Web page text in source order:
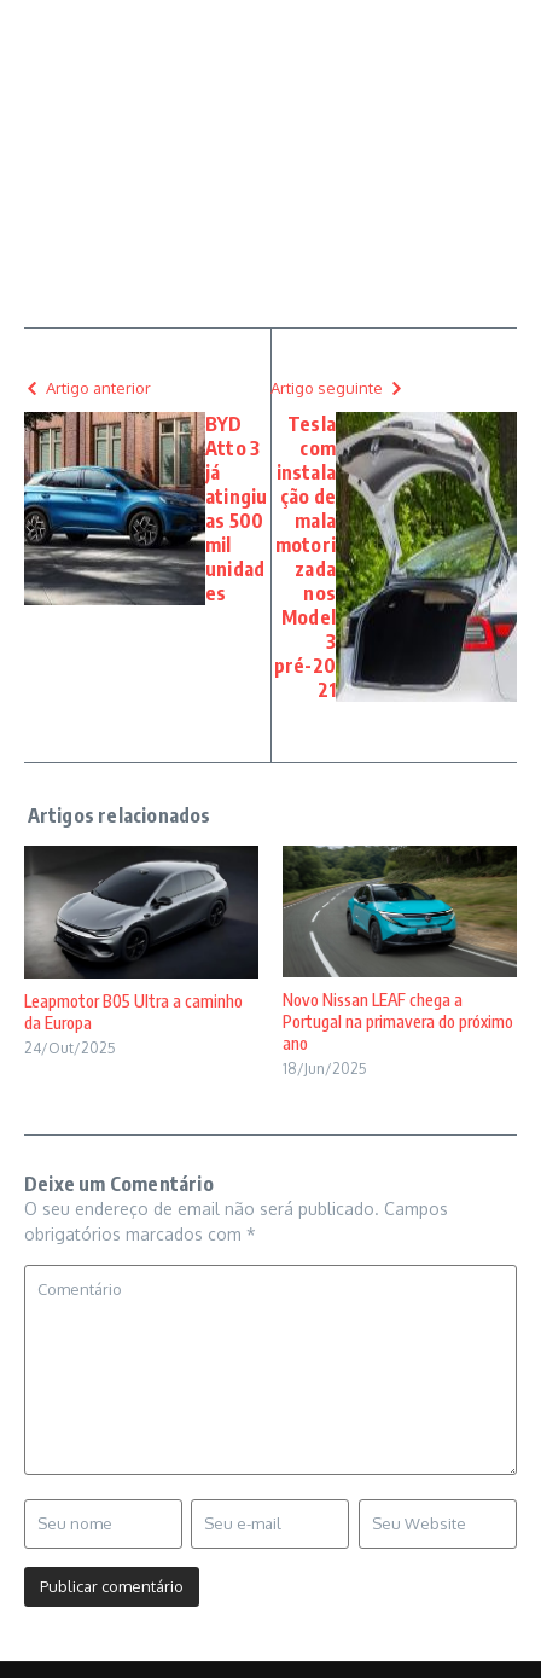
Artigo anterior
BYD
Atto 3
já
atingiu
as 500
mil
unidad
es
Artigo seguinte
Tesla
com
instala
ção de
mala
motori
zada
nos
Model
3
pré-20
21
Leapmotor B05 Ultra a caminho
da Europa
24/Out/2025
Novo Nissan LEAF chega a
Portugal na primavera do próximo
ano
18/Jun/2025
Deixe um Comentário
O seu endereço de email não será publicado. Campos
obrigatórios marcados com *